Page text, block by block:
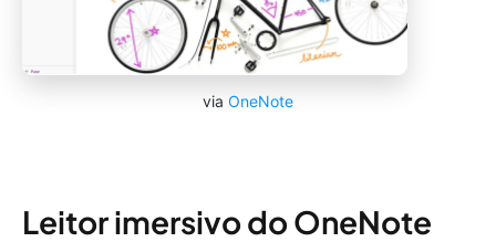
via OneNote
Leitor imersivo do OneNote